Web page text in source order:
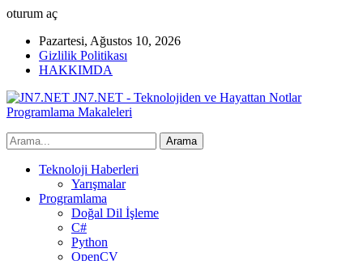
oturum aç
Pazartesi, Ağustos 10, 2026
Gizlilik Politikası
HAKKIMDA
JN7.NET - Teknolojiden ve Hayattan Notlar
Programlama Makaleleri
Teknoloji Haberleri
Yarışmalar
Programlama
Doğal Dil İşleme
C#
Python
OpenCV